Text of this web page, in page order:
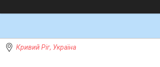
Кривий Ріг, Україна